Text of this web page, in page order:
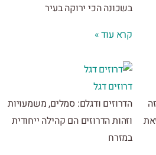
בשכונה הכי ירוקה בעיר
קרא עוד »
דרוזים דגל
הדרוזים ודגלם: סמלים, משמעויות
וזהות הדרוזים הם קהילה ייחודית
במזרח